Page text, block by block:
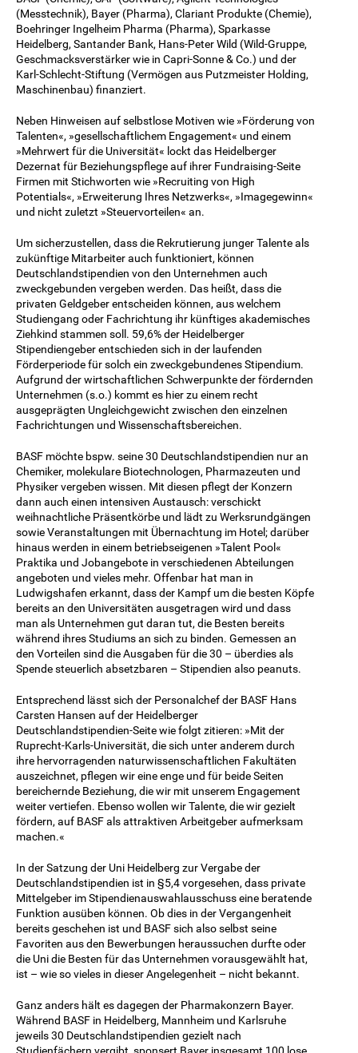
(Messtechnik), Bayer (Pharma), Clariant Produkte (Chemie),
Boehringer Ingelheim Pharma (Pharma), Sparkasse
Heidelberg, Santander Bank, Hans-Peter Wild (Wild-Gruppe,
Geschmacksverstärker wie in Capri-Sonne & Co.) und der
Karl-Schlecht-Stiftung (Vermögen aus Putzmeister Holding,
Maschinenbau) finanziert.
Neben Hinweisen auf selbstlose Motiven wie »Förderung von
Talenten«, »gesellschaftlichem Engagement« und einem
»Mehrwert für die Universität« lockt das Heidelberger
Dezernat für Beziehungspflege auf ihrer Fundraising-Seite
Firmen mit Stichworten wie »Recruiting von High
Potentials«, »Erweiterung Ihres Netzwerks«, »Imagegewinn«
und nicht zuletzt »Steuervorteilen« an.
Um sicherzustellen, dass die Rekrutierung junger Talente als
zukünftige Mitarbeiter auch funktioniert, können
Deutschlandstipendien von den Unternehmen auch
zweckgebunden vergeben werden. Das heißt, dass die
privaten Geldgeber entscheiden können, aus welchem
Studiengang oder Fachrichtung ihr künftiges akademisches
Ziehkind stammen soll. 59,6% der Heidelberger
Stipendiengeber entschieden sich in der laufenden
Förderperiode für solch ein zweckgebundenes Stipendium.
Aufgrund der wirtschaftlichen Schwerpunkte der fördernden
Unternehmen (s.o.) kommt es hier zu einem recht
ausgeprägten Ungleichgewicht zwischen den einzelnen
Fachrichtungen und Wissenschaftsbereichen.
BASF möchte bspw. seine 30 Deutschlandstipendien nur an
Chemiker, molekulare Biotechnologen, Pharmazeuten und
Physiker vergeben wissen. Mit diesen pflegt der Konzern
dann auch einen intensiven Austausch: verschickt
weihnachtliche Präsentkörbe und lädt zu Werksrundgängen
sowie Veranstaltungen mit Übernachtung im Hotel; darüber
hinaus werden in einem betriebseigenen »Talent Pool«
Praktika und Jobangebote in verschiedenen Abteilungen
angeboten und vieles mehr. Offenbar hat man in
Ludwigshafen erkannt, dass der Kampf um die besten Köpfe
bereits an den Universitäten ausgetragen wird und dass
man als Unternehmen gut daran tut, die Besten bereits
während ihres Studiums an sich zu binden. Gemessen an
den Vorteilen sind die Ausgaben für die 30 – überdies als
Spende steuerlich absetzbaren – Stipendien also peanuts.
Entsprechend lässt sich der Personalchef der BASF Hans
Carsten Hansen auf der Heidelberger
Deutschlandstipendien-Seite wie folgt zitieren: »Mit der
Ruprecht-Karls-Universität, die sich unter anderem durch
ihre hervorragenden naturwissenschaftlichen Fakultäten
auszeichnet, pflegen wir eine enge und für beide Seiten
bereichernde Beziehung, die wir mit unserem Engagement
weiter vertiefen. Ebenso wollen wir Talente, die wir gezielt
fördern, auf BASF als attraktiven Arbeitgeber aufmerksam
machen.«
In der Satzung der Uni Heidelberg zur Vergabe der
Deutschlandstipendien ist in §5,4 vorgesehen, dass private
Mittelgeber im Stipendienauswahlausschuss eine beratende
Funktion ausüben können. Ob dies in der Vergangenheit
bereits geschehen ist und BASF sich also selbst seine
Favoriten aus den Bewerbungen heraussuchen durfte oder
die Uni die Besten für das Unternehmen vorausgewählt hat,
ist – wie so vieles in dieser Angelegenheit – nicht bekannt.
Ganz anders hält es dagegen der Pharmakonzern Bayer.
Während BASF in Heidelberg, Mannheim und Karlsruhe
jeweils 30 Deutschlandstipendien gezielt nach